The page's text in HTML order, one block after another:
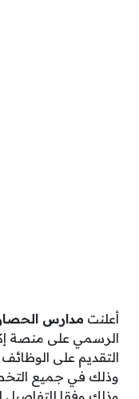
أعلنت مدارس الحصان
التقديم على الوظائف
وذلك في جميع